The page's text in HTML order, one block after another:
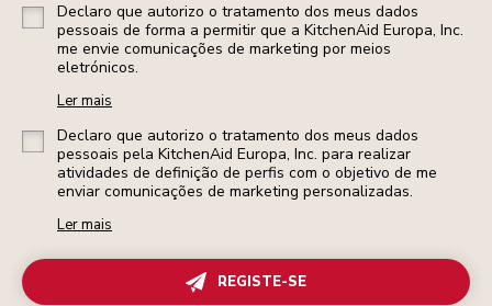
Declaro que autorizo o tratamento dos meus dados
pessoais de forma a permitir que a KitchenAid Europa, Inc.
me envie comunicações de marketing por meios
eletrónicos.
Ler mais
Declaro que autorizo o tratamento dos meus dados
pessoais pela KitchenAid Europa, Inc. para realizar
atividades de definição de perfis com o objetivo de me
enviar comunicações de marketing personalizadas.
Ler mais
REGISTE-SE